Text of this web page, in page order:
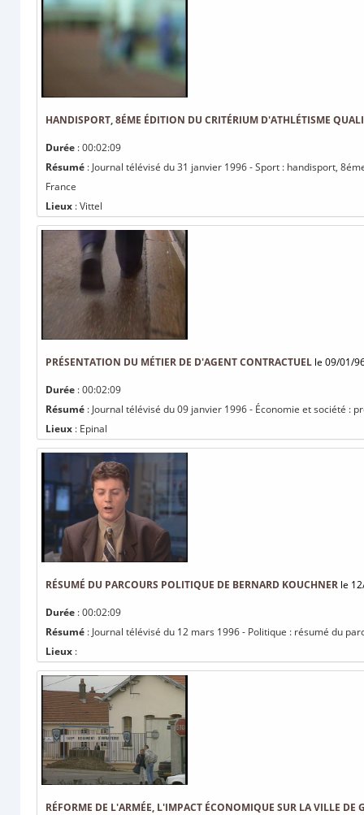
HANDISPORT, 8ÉME ÉDITION DU CRITÉRIUM D'ATHLÉTISME
Durée : 00:02:09
Résumé : Journal télévisé du 31 janvier 1996 - Sport : handisport,
France
Lieux : Vittel
PRÉSENTATION DU MÉTIER DE D'AGENT CONTRACTUEL le 09/01/
Durée : 00:02:09
Résumé : Journal télévisé du 09 janvier 1996 - Économie et société :
Lieux : Epinal
RÉSUMÉ DU PARCOURS POLITIQUE DE BERNARD KOUCHNER le
Durée : 00:02:09
Résumé : Journal télévisé du 12 mars 1996 - Politique : résumé du
Lieux :
RÉFORME DE L'ARMÉE, L'IMPACT ÉCONOMIQUE SUR LA VILLE DE